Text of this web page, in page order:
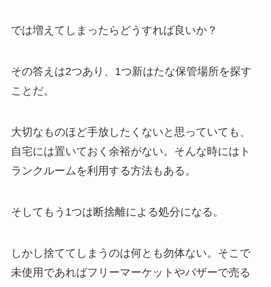
では増えてしまったらどうすれば良いか？
その答えは2つあり、1つ新はたな保管場所を探す
ことだ。
大切なものほど手放したくないと思っていても、
自宅には置いておく余裕がない。そんな時にはト
ランクルームを利用する方法もある。
そしてもう1つは断捨離による処分になる。
しかし捨ててしまうのは何とも勿体ない。そこで
未使用であればフリーマーケットやバザーで売る